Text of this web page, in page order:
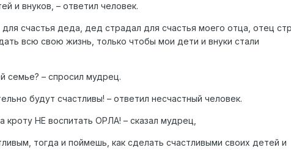
и внуков, – ответил человек.
счастья деда, дед страдал для счастья моего отца, отец
всю свою жизнь, только чтобы мои дети и внуки стали
семье? – спросил мудрец.
будут счастливы! – ответил несчастный человек.
кроту НЕ воспитать ОРЛА! – сказал мудрец,
тогда и поймешь, как сделать счастливыми своих детей и